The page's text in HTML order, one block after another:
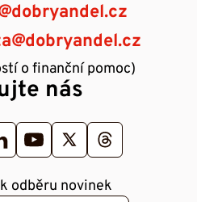
o finanční pomoc)
nás
odběru novinek